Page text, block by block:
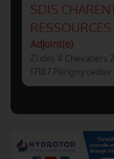
SDIS
RESSOURCES
Adjoint(e)
ZI des 4 Chevaliers
17187 Périgny cedex